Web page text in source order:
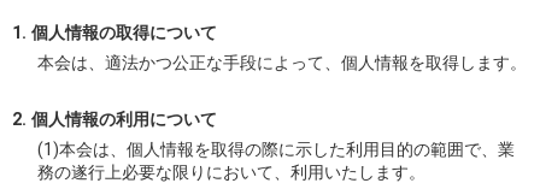
個人情報の取得について
本会は、適法かつ公正な手段によって、個人情報を取得します。
個人情報の利用について
(1)本会は、個人情報を取得の際に示した利用目的の範囲で、業
務の遂行上必要な限りにおいて、利用いたします。